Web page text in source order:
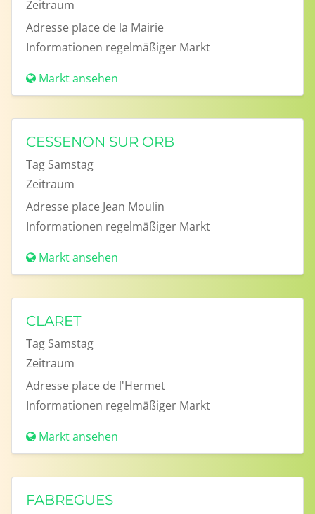
Zeitraum
Adresse place de la Mairie
Informationen regelmäßiger Markt
Markt ansehen
CESSENON SUR ORB
Tag Samstag
Zeitraum
Adresse place Jean Moulin
Informationen regelmäßiger Markt
Markt ansehen
CLARET
Tag Samstag
Zeitraum
Adresse place de l'Hermet
Informationen regelmäßiger Markt
Markt ansehen
FABREGUES